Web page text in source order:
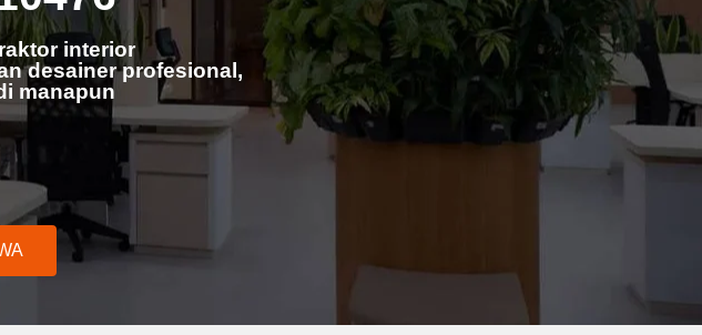
interior
desainer profesional,
manapun